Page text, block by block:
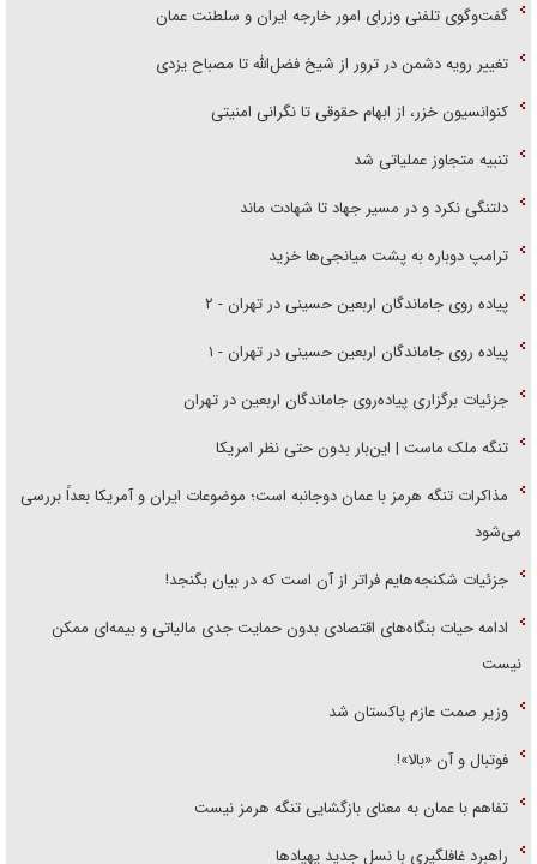
گفت‌وگوی تلفنی وزرای امور خارجه ایران و سلطنت عمان
تغییر رویه دشمن در ترور از شیخ فضل‌الله تا مصباح یزدی
کنوانسیون خزر، از ابهام حقوقی تا نگرانی امنیتی
تنبیه متجاوز عملیاتی شد
دلتنگی نکرد و در مسیر جهاد تا شهادت ماند
ترامپ دوباره به پشت میانجی‌ها خزید
پیاده روی جاماندگان اربعین حسینی در تهران - ۲
پیاده روی جاماندگان اربعین حسینی در تهران - ۱
جزئیات برگزاری پیاده‌روی جاماندگان اربعین در تهران
تنگه ملک ماست | این‌بار بدون حتی نظر امریکا
مذاکرات تنگه هرمز با عمان دوجانبه است؛ موضوعات ایران و آمریکا بعداً بررسی
می‌شود
جزئیات شکنجه‌هایم فراتر از آن است که در بیان بگنجد!
ادامه حیات بنگاه‌های اقتصادی بدون حمایت جدی مالیاتی و بیمه‌ای ممکن
نیست
وزیر صمت عازم پاکستان شد
فوتبال و آن «بالا»!
تفاهم با عمان به معنای بازگشایی تنگه هرمز نیست
راهبرد غافلگیری با نسل جدید پهپاد‌ها